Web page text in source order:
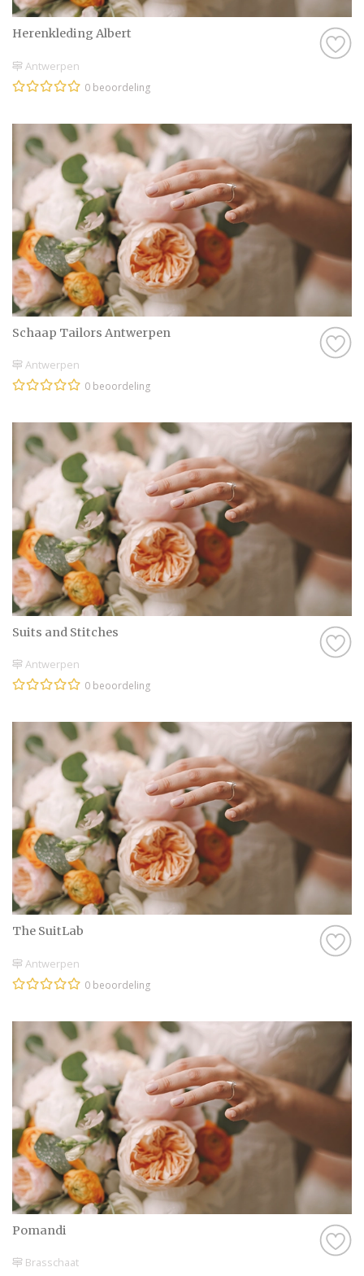
Herenkleding Albert
Antwerpen
0 beoordeling
Schaap Tailors Antwerpen
Antwerpen
0 beoordeling
Suits and Stitches
Antwerpen
0 beoordeling
The SuitLab
Antwerpen
0 beoordeling
Pomandi
Brasschaat